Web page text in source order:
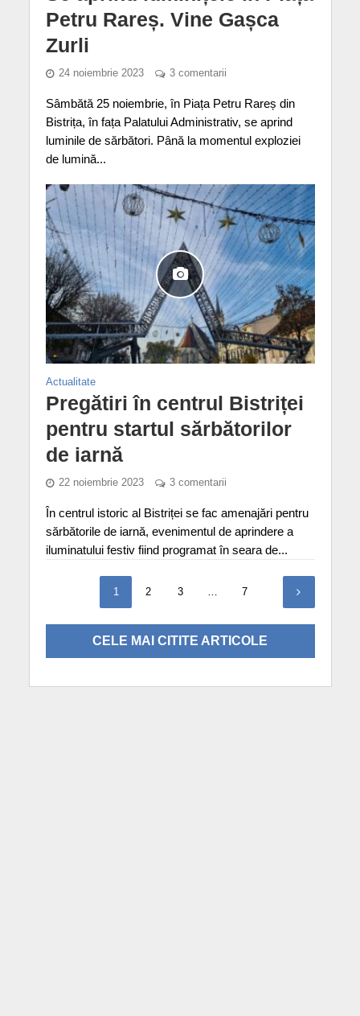
Petru Rareș. Vine Gașca
Zurli
24 noiembrie 2023 3 comentarii
Sâmbătă 25 noiembrie, în Piața Petru Rareș din
Bistrița, în fața Palatului Administrativ, se aprind
luminile de sărbători. Până la momentul exploziei
de lumină...
Actualitate
Pregătiri în centrul Bistriței
pentru startul sărbătorilor
de iarnă
22 noiembrie 2023 3 comentarii
În centrul istoric al Bistriței se fac amenajări pentru
sărbătorile de iarnă, evenimentul de aprindere a
iluminatului festiv fiind programat în seara de...
1 2 3 … 7
CELE MAI CITITE ARTICOLE